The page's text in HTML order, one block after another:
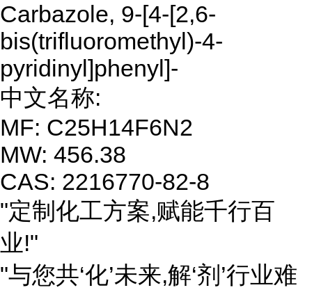
Carbazole, 9-[4-[2,6-
bis(trifluoromethyl)-4-
pyridinyl]phenyl]-
中文名称:
MF: C25H14F6N2
MW: 456.38
CAS: 2216770-82-8
"定制化工方案,赋能千行百
业!"
"与您共‘化’未来,解‘剂’行业难